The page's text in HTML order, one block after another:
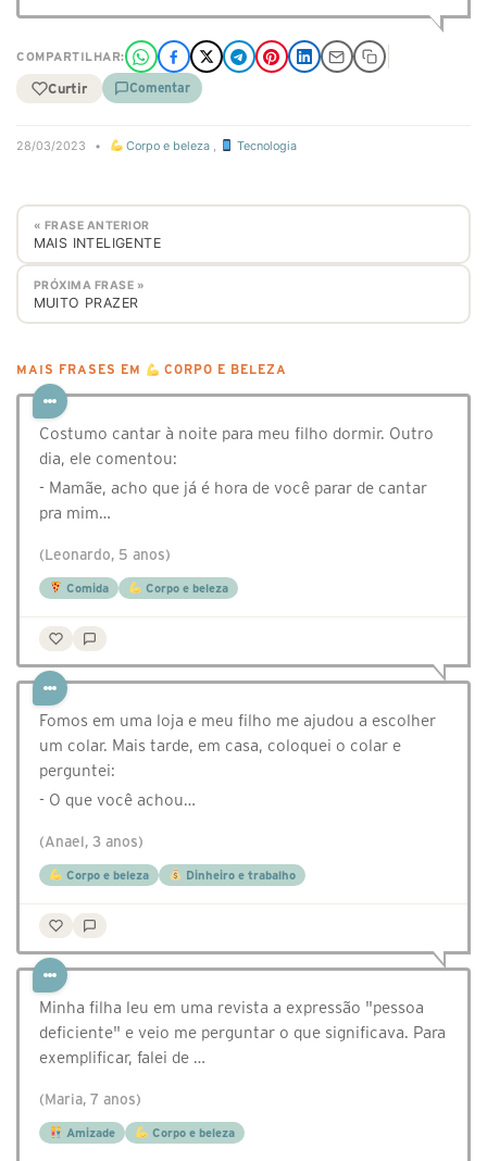
COMPARTILHAR:
Curtir Comentar
28/03/2023 • Corpo e beleza , Tecnologia
« FRASE ANTERIOR
MAIS INTELIGENTE
PRÓXIMA FRASE »
MUITO PRAZER
MAIS FRASES EM CORPO E BELEZA
Costumo cantar à noite para meu filho dormir. Outro
dia, ele comentou:
- Mamãe, acho que já é hora de você parar de cantar
pra mim…
(Leonardo, 5 anos)
Comida Corpo e beleza
Fomos em uma loja e meu filho me ajudou a escolher
um colar. Mais tarde, em casa, coloquei o colar e
perguntei:
- O que você achou…
(Anael, 3 anos)
Corpo e beleza Dinheiro e trabalho
Minha filha leu em uma revista a expressão "pessoa
deficiente" e veio me perguntar o que significava. Para
exemplificar, falei de …
(Maria, 7 anos)
Amizade Corpo e beleza